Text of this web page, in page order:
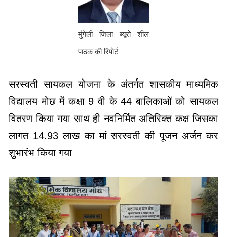
मुंगेली जिला ब्यूरो शील
पाठक की रिपोर्ट
सरस्वती सायकल योजना के अंतर्गत शासकीय माध्यमिक
विद्यालय मोछ में कक्षा 9 वी के 44 बालिकाओं को सायकल
वितरण किया गया साथ ही नवनिर्मित अतिरिक्त कक्ष जिसका
लागत 14.93 लाख का मां सरस्वती की पूजन अर्जन कर
शुभारंभ किया गया